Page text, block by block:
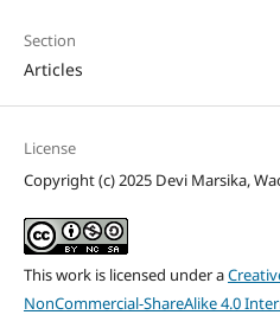
Section
Articles
License
Copyright (c) 2025 Devi Marsika,
This work is licensed under a
NonCommercial-ShareAlike 4.0